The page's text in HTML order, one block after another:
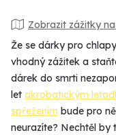
Zobrazit zážitky
Že se dárky pro
vhodný zážitek a
dárek do smrti
let akrobatickým
spřežením bude pro
neurazíte? Nechtěl by